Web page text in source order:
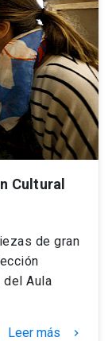
Cultural
de gran
del Aula
Leer más keyboard_arrow_right